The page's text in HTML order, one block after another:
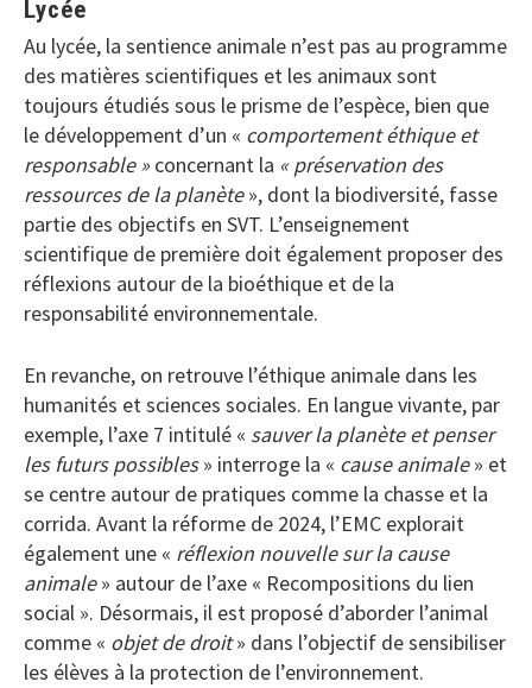
Lycée
Au lycée, la sentience animale n’est pas au programme
des matières scientifiques et les animaux sont
toujours étudiés sous le prisme de l’espèce, bien que
le développement d’un « comportement éthique et
responsable » concernant la « préservation des
ressources de la planète», dont la biodiversité, fasse
partie des objectifs en SVT. L’enseignement
scientifique de première doit également proposer des
réflexions autour de la bioéthique et de la
responsabilité environnementale.
En revanche, on retrouve l’éthique animale dans les
humanités et sciences sociales. En langue vivante, par
exemple, l’axe 7 intitulé « sauver la planète et penser
les futurs possibles» interroge la « cause animale» et
se centre autour de pratiques comme la chasse et la
corrida. Avant la réforme de 2024, l’EMC explorait
également une « réflexion nouvelle sur la cause
animale» autour de l’axe « Recompositions du lien
social ». Désormais, il est proposé d’aborder l’animal
comme « objet de droit» dans l’objectif de sensibiliser
les élèves à la protection de l’environnement.